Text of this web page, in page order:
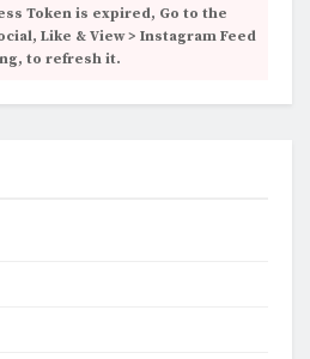
Token is expired, Go to the
Like & View > Instagram Feed
to refresh it.